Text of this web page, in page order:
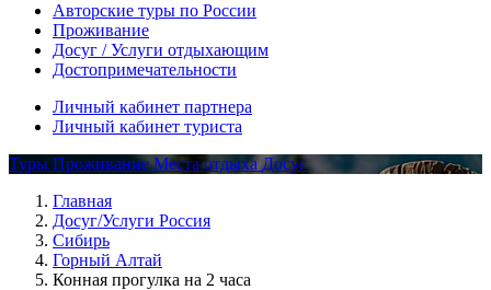
Авторские туры по России
Проживание
Досуг / Услуги отдыхающим
Достопримечательности
Личный кабинет партнера
Личный кабинет туриста
Туры ПроживаниеМеста отдыха Досуг
Главная
Досуг/Услуги Россия
Сибирь
Горный Алтай
Конная прогулка на 2 часа